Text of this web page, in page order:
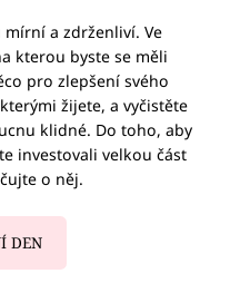
a zdrženliví. Ve
kterou byste se měli
pro zlepšení svého
žijete, a vyčistěte
klidné. Do toho, aby
investovali velkou část
o něj.
DEN